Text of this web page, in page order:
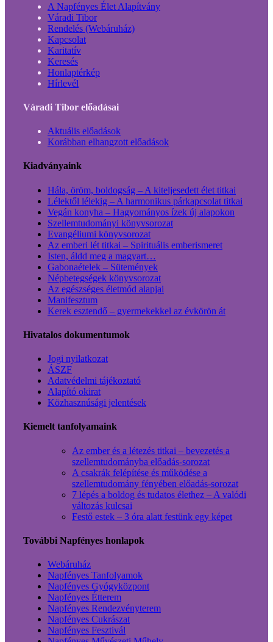
A Napfényes Élet Alapítvány
Váradi Tibor
Rendelés (Webáruház)
Kapcsolat
Karitatív
Keresés
Honlaptérkép
Hírlevél
Váradi Tibor előadásai
Aktuális előadások
Korábban elhangzott előadások
Kiadványaink
Hála, öröm, boldogság – A kiteljesedett élet titkai
Lélektől lélekig – A harmonikus párkapcsolat titkai
Vegán konyha – Hagyományos ízek új alapokon
Szellemtudományi könyvsorozat
Evangéliumi könyvsorozat
Az emberi lét titkai – Spirituális emberismeret
Isten, áldd meg a magyart…
Gabonaételek – Sütemények
Népbetegségek könyvsorozat
Az egészséges életmód alapjai
Manifesztum
Kerek esztendő – gyermekekkel az évkörön át
Hivatalos dokumentumok
Jogi nyilatkozat
ÁSZF
Adatvédelmi tájékoztató
Alapító okirat
Közhasznúsági jelentések
Kiemelt tanfolyamaink
Az ember és a létezés titkai – bevezetés a
szellemtudományba előadás-sorozat
A csakrák felépítése és működése a
szellemtudomány fényében előadás-sorozat
7 lépés a boldog és tudatos élethez – A valódi
változás kulcsai
Festő estek – 3 óra alatt festünk egy képet
További Napfényes honlapok
Webáruház
Napfényes Tanfolyamok
Napfényes Gyógyközpont
Napfényes Étterem
Napfényes Rendezvényterem
Napfényes Cukrászat
Napfényes Fesztivál